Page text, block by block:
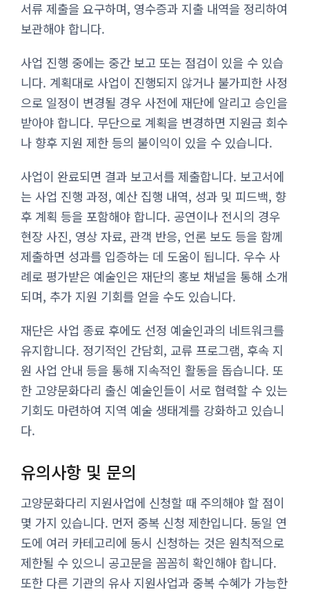
서류 제출을 요구하며, 영수증과 지출 내역을 정리하여
보관해야 합니다.
사업 진행 중에는 중간 보고 또는 점검이 있을 수 있습
니다. 계획대로 사업이 진행되지 않거나 불가피한 사정
으로 일정이 변경될 경우 사전에 재단에 알리고 승인을
받아야 합니다. 무단으로 계획을 변경하면 지원금 회수
나 향후 지원 제한 등의 불이익이 있을 수 있습니다.
사업이 완료되면 결과 보고서를 제출합니다. 보고서에
는 사업 진행 과정, 예산 집행 내역, 성과 및 피드백, 향
후 계획 등을 포함해야 합니다. 공연이나 전시의 경우
현장 사진, 영상 자료, 관객 반응, 언론 보도 등을 함께
제출하면 성과를 입증하는 데 도움이 됩니다. 우수 사
례로 평가받은 예술인은 재단의 홍보 채널을 통해 소개
되며, 추가 지원 기회를 얻을 수도 있습니다.
재단은 사업 종료 후에도 선정 예술인과의 네트워크를
유지합니다. 정기적인 간담회, 교류 프로그램, 후속 지
원 사업 안내 등을 통해 지속적인 활동을 돕습니다. 또
한 고양문화다리 출신 예술인들이 서로 협력할 수 있는
기회도 마련하여 지역 예술 생태계를 강화하고 있습니
다.
유의사항 및 문의
고양문화다리 지원사업에 신청할 때 주의해야 할 점이
몇 가지 있습니다. 먼저 중복 신청 제한입니다. 동일 연
도에 여러 카테고리에 동시 신청하는 것은 원칙적으로
제한될 수 있으니 공고문을 꼼꼼히 확인해야 합니다.
또한 다른 기관의 유사 지원사업과 중복 수혜가 가능한